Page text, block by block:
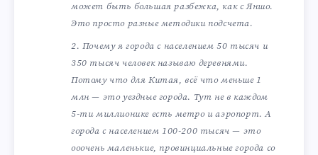
может быть большая разбежка, как с Яншо.
Это просто разные методики подсчета.
Почему я города с населением 50 тысяч и
350 тысяч человек называю деревнями.
Потому что для Китая, всё что меньше 1
млн — это уездные города. Тут не в каждом
5-ти миллионике есть метро и аэропорт. А
города с населением 100-200 тысяч — это
ооочень маленькие, провинциальные города со